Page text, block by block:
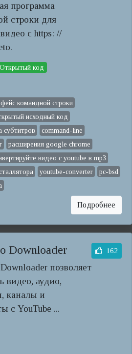
программа
строки для
с https: //
код
командной строки
исходный код
субтитров
command-line
расширения google chrome
видео с youtube в mp3
youtube-converter
pc-bsd
Подробнее
Downloader
позволяет
видео, аудио,
каналы и
с YouTube ...
162